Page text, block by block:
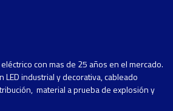
con mas de 25 años en el mercado.
LED industrial y decorativa, cableado
material a prueba de explosión y